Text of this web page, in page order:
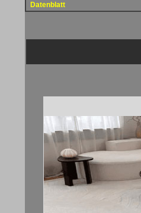
Datenblatt